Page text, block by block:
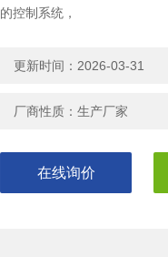
的控制系统，
更新时间：2026-03-31
厂商性质：生产厂家
在线询价